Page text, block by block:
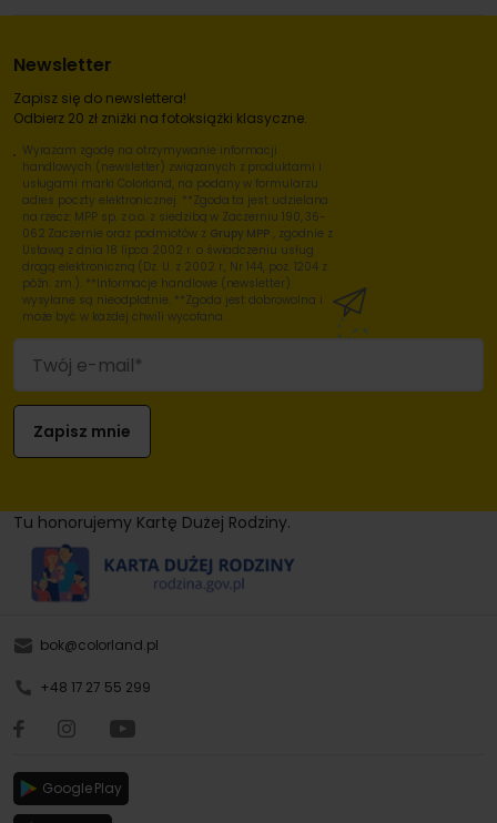
Newsletter
Zapisz się do newslettera!
Odbierz 20 zł zniżki na fotoksiążki klasyczne.
Wyrażam zgodę na otrzymywanie informacji
handlowych (newsletter) związanych z produktami i
usługami marki Colorland, na podany w formularzu
adres poczty elektronicznej. **Zgoda ta jest udzielana
na rzecz: MPP sp. z o.o. z siedzibą w Zaczerniu 190, 36-
062 Zaczernie oraz podmiotów z Grupy MPP , zgodnie z
Ustawą z dnia 18 lipca 2002 r. o świadczeniu usług
drogą elektroniczną (Dz. U. z 2002 r., Nr 144, poz. 1204 z
późn. zm.). **Informacje handlowe (newsletter)
wysyłane są nieodpłatnie. **Zgoda jest dobrowolna i
może być w każdej chwili wycofana.
Tu honorujemy Kartę Dużej Rodziny.
bok@colorland.pl
+48 17 27 55 299
Google Play